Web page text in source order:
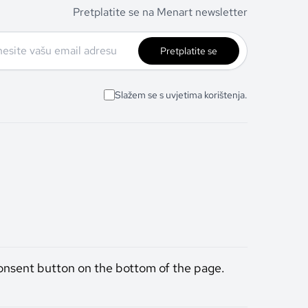
Pretplatite se na Menart newsletter
Pretplatite se
Slažem se s uvjetima korištenja.
button on the bottom of the page.